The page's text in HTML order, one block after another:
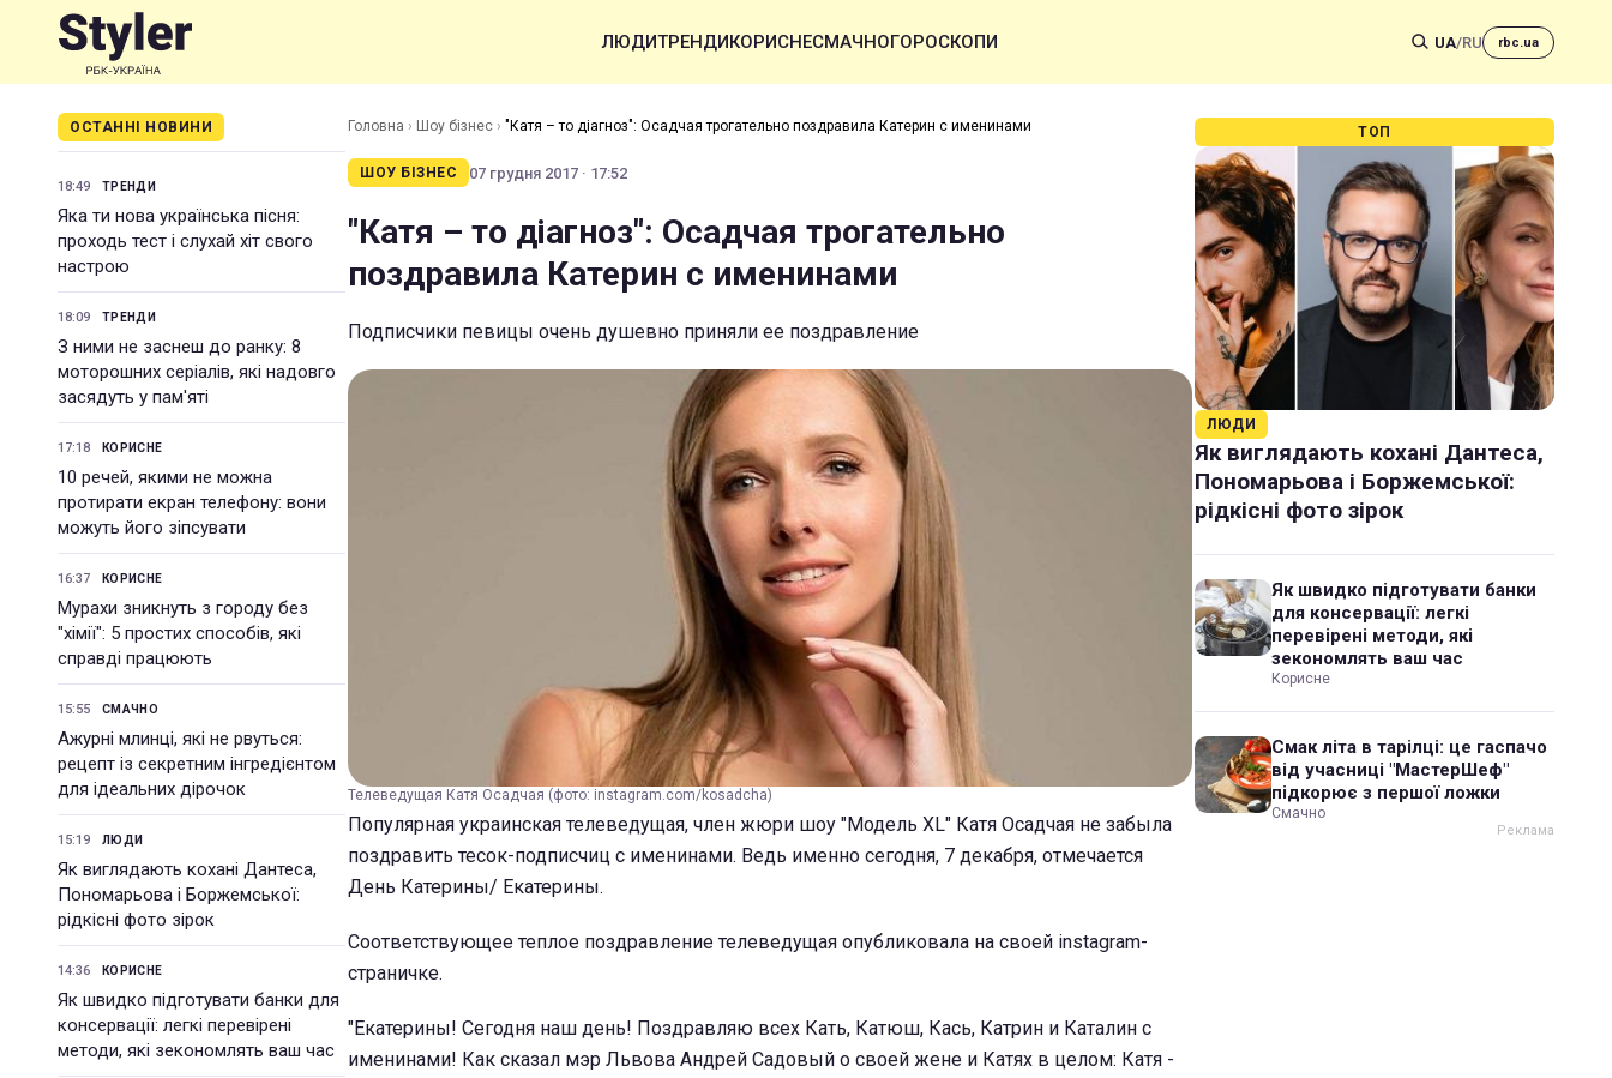
ЛЮДИТРЕНДИКОРИСНЕСМАЧНОГОРОСКОПИ UA/RU rbc.ua
ОСТАННІ НОВИНИ
18:49 ТРЕНДИ
Яка ти нова українська пісня:
проходь тест і слухай хіт свого
настрою
18:09 ТРЕНДИ
З ними не заснеш до ранку: 8
моторошних серіалів, які надовго
засядуть у пам'яті
17:18 КОРИСНЕ
10 речей, якими не можна
протирати екран телефону: вони
можуть його зіпсувати
16:37 КОРИСНЕ
Мурахи зникнуть з городу без
"хімії": 5 простих способів, які
справді працюють
15:55 СМАЧНО
Ажурні млинці, які не рвуться:
рецепт із секретним інгредієнтом
для ідеальних дірочок
15:19 ЛЮДИ
Як виглядають кохані Дантеса,
Пономарьова і Боржемської:
рідкісні фото зірок
14:36 КОРИСНЕ
Як швидко підготувати банки для
консервації: легкі перевірені
методи, які зекономлять ваш час
Головна › Шоу бізнес › "Катя – то діагноз": Осадчая трогательно поздравила Катерин с именинами
ШОУ БІЗНЕС 07 грудня 2017 · 17:52
"Катя – то діагноз": Осадчая трогательно
поздравила Катерин с именинами
Подписчики певицы очень душевно приняли ее поздравление
Телеведущая Катя Осадчая (фото: instagram.com/kosadcha)
Популярная украинская телеведущая, член жюри шоу "Модель XL" Катя Осадчая не забыла
поздравить тесок-подписчиц с именинами. Ведь именно сегодня, 7 декабря, отмечается
День Катерины/ Екатерины.
Соответствующее теплое поздравление телеведущая опубликовала на своей instagram-
страничке.
"Екатерины! Сегодня наш день! Поздравляю всех Кать, Катюш, Кась, Катрин и Каталин с
именинами! Как сказал мэр Львова Андрей Садовый о своей жене и Катях в целом: Катя -
ТОП
ЛЮДИ
Як виглядають кохані Дантеса,
Пономарьова і Боржемської:
рідкісні фото зірок
Як швидко підготувати банки
для консервації: легкі
перевірені методи, які
зекономлять ваш час
Корисне
Смак літа в тарілці: це гаспачо
від учасниці "МастерШеф"
підкорює з першої ложки
Смачно